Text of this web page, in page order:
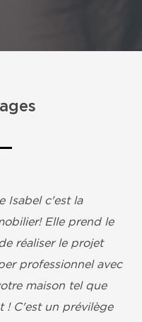
Isabel c'est la
Elle prend le
réaliser le projet
professionnel avec
maison tel que
! C'est un prévilège